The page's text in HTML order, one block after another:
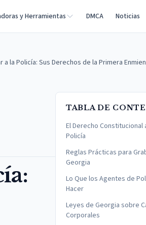
y Herramientas DMCA Noticias
la Policía: Sus Derechos de la Primera
TABLA DE
El Derecho Constitucional
Policía
Reglas Prácticas para
Georgia
Lo Que los Agentes de
Hacer
Leyes de Georgia sobre
Corporales